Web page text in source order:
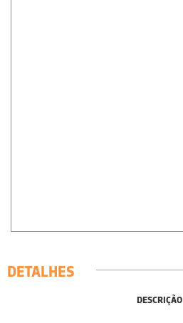
DETALHES
DESCRIÇÃO